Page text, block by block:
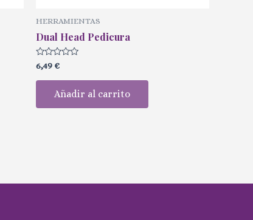
HERRAMIENTAS
Dual Head Pedicura
Valorado
con
0
6,49 €
Añadir al carrito